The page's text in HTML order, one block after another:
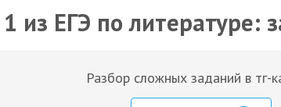
из ЕГЭ по литературе:
Разбор сложных заданий в тг-